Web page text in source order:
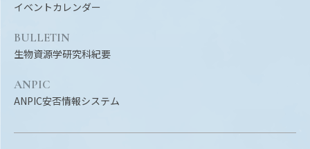
イベントカレンダー
BULLETIN
生物資源学研究科紀要
ANPIC
ANPIC安否情報システム